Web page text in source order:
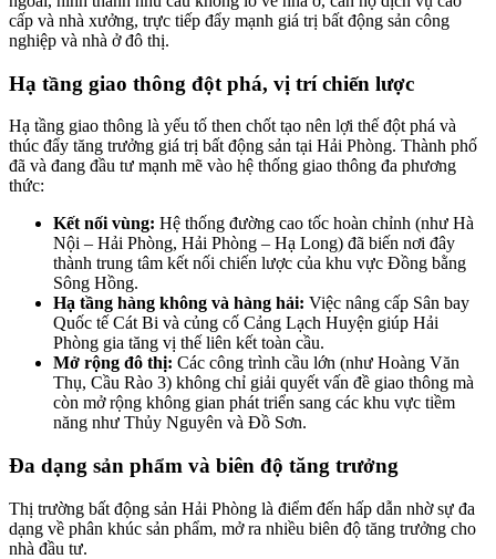
cấp và nhà xưởng, trực tiếp đẩy mạnh giá trị bất động sản công
nghiệp và nhà ở đô thị.
Hạ tầng giao thông đột phá, vị trí chiến lược
Hạ tầng giao thông là yếu tố then chốt tạo nên lợi thế đột phá và
thúc đẩy tăng trưởng giá trị bất động sản tại Hải Phòng. Thành phố
đã và đang đầu tư mạnh mẽ vào hệ thống giao thông đa phương
thức:
Kết nối vùng: Hệ thống đường cao tốc hoàn chỉnh (như Hà
Nội – Hải Phòng, Hải Phòng – Hạ Long) đã biến nơi đây
thành trung tâm kết nối chiến lược của khu vực Đồng bằng
Sông Hồng.
Hạ tầng hàng không và hàng hải: Việc nâng cấp Sân bay
Quốc tế Cát Bi và củng cố Cảng Lạch Huyện giúp Hải
Phòng gia tăng vị thế liên kết toàn cầu.
Mở rộng đô thị: Các công trình cầu lớn (như Hoàng Văn
Thụ, Cầu Rào 3) không chỉ giải quyết vấn đề giao thông mà
còn mở rộng không gian phát triển sang các khu vực tiềm
năng như Thủy Nguyên và Đồ Sơn.
Đa dạng sản phẩm và biên độ tăng trưởng
Thị trường bất động sản Hải Phòng là điểm đến hấp dẫn nhờ sự đa
dạng về phân khúc sản phẩm, mở ra nhiều biên độ tăng trưởng cho
nhà đầu tư.